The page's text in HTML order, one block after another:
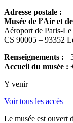
Adresse postale :
Musée de l’Air et
Aéroport de Paris-
CS 90005 – 93352
Renseignements :
Accueil du musée :
Y venir
Voir tous les accès
Le musée est ouvert